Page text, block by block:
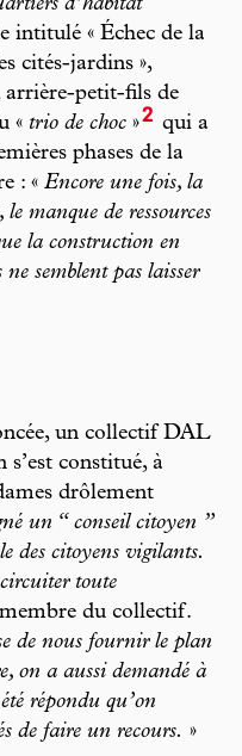
d’habitat
intitulé « Échec de la
cités-jardins »,
arrière-petit-fils de
« trio de choc »2 qui a
phases de la
: « Encore une fois, la
manque de ressources
la construction en
ne semblent pas laisser
un collectif DAL
constitué, à
drôlement
un “ conseil citoyen ”
des citoyens vigilants.
toute
du collectif.
de nous fournir le plan
on a aussi demandé à
répondu qu’on
de faire un recours. »